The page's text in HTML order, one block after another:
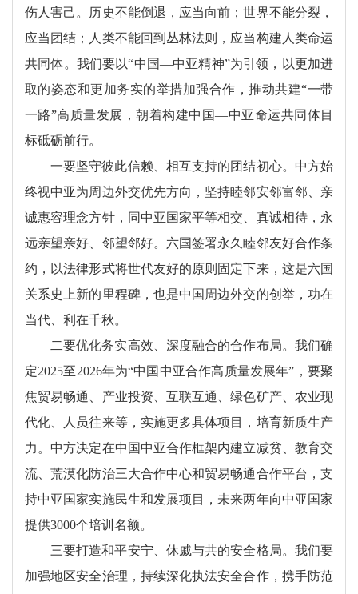
伤人害己。历史不能倒退，应当向前；世界不能分裂，
应当团结；人类不能回到丛林法则，应当构建人类命运
共同体。我们要以“中国—中亚精神”为引领，以更加进
取的姿态和更加务实的举措加强合作，推动共建“一带
一路”高质量发展，朝着构建中国—中亚命运共同体目
标砥砺前行。
一要坚守彼此信赖、相互支持的团结初心。中方始
终视中亚为周边外交优先方向，坚持睦邻安邻富邻、亲
诚惠容理念方针，同中亚国家平等相交、真诚相待，永
远亲望亲好、邻望邻好。六国签署永久睦邻友好合作条
约，以法律形式将世代友好的原则固定下来，这是六国
关系史上新的里程碑，也是中国周边外交的创举，功在
当代、利在千秋。
二要优化务实高效、深度融合的合作布局。我们确
定2025至2026年为“中国中亚合作高质量发展年”，要聚
焦贸易畅通、产业投资、互联互通、绿色矿产、农业现
代化、人员往来等，实施更多具体项目，培育新质生产
力。中方决定在中国中亚合作框架内建立减贫、教育交
流、荒漠化防治三大合作中心和贸易畅通合作平台，支
持中亚国家实施民生和发展项目，未来两年向中亚国家
提供3000个培训名额。
三要打造和平安宁、休戚与共的安全格局。我们要
加强地区安全治理，持续深化执法安全合作，携手防范